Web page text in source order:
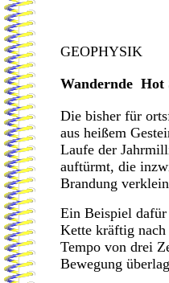
GEOPHYSIK
Wandernde Hot
Die bisher für
aus heißem
Laufe der
auftürmt, die
Brandung
Ein Beispiel
Kette kräftig nach
Tempo von drei
Bewegung